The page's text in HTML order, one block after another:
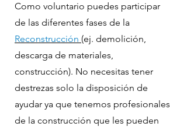
Como voluntario puedes participar
de las diferentes fases de la
Reconstrucción (ej. demolición,
descarga de materiales,
construcción). No necesitas tener
destrezas solo la disposición de
ayudar ya que tenemos profesionales
de la construcción que les pueden